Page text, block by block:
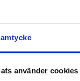
använder cookies